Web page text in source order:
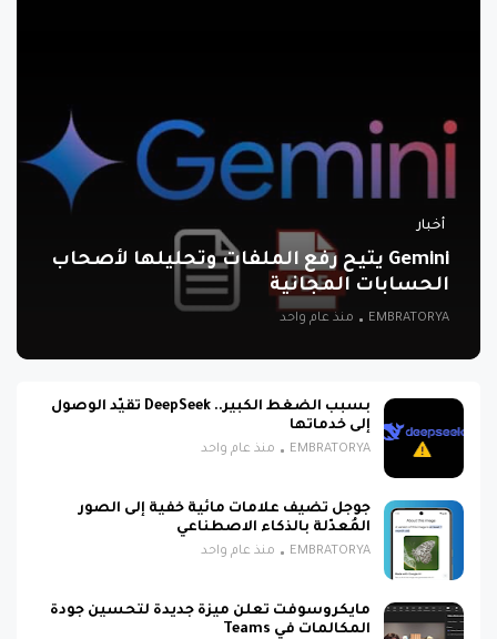
أخبار
Gemini يتيح رفع الملفات وتحليلها لأصحاب
الحسابات المجانية
EMBRATORYA منذ عام واحد
بسبب الضغط الكبير.. DeepSeek تقيّد الوصول
إلى خدماتها
EMBRATORYA منذ عام واحد
جوجل تضيف علامات مائية خفية إلى الصور
المُعدّلة بالذكاء الاصطناعي
EMBRATORYA منذ عام واحد
مايكروسوفت تعلن ميزة جديدة لتحسين جودة
المكالمات في Teams